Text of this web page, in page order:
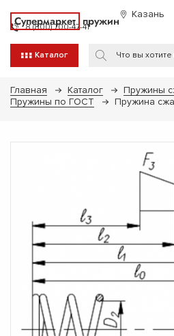
Супермаркет пружин Казань
8 (800) 700-47-41
Каталог
Главная Каталог
Пружины
Пружины по ГОСТ
Пружина